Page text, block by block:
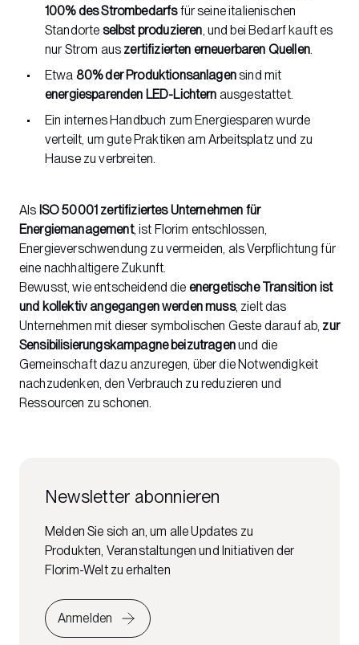
100% des Strombedarfsfür seine italienischen
Standorte selbst produzieren, und bei Bedarf kauft es
nur Strom aus zertifizierten erneuerbaren Quellen.
Etwa 80% der Produktionsanlagensind mit
energiesparenden LED-Lichtern ausgestattet.
Ein internes Handbuch zum Energiesparen wurde
verteilt, um gute Praktiken am Arbeitsplatz und zu
Hause zu verbreiten.
Als ISO 50001 zertifiziertes Unternehmen für
Energiemanagement, ist Florim entschlossen,
Energieverschwendung zu vermeiden, als Verpflichtung für
eine nachhaltigere Zukunft.
Bewusst, wie entscheidend die energetische Transition ist
und kollektiv angegangen werden muss, zielt das
Unternehmen mit dieser symbolischen Geste darauf ab, zur
Sensibilisierungskampagne beizutragenund die
Gemeinschaft dazu anzuregen, über die Notwendigkeit
nachzudenken, den Verbrauch zu reduzieren und
Ressourcen zu schonen.
Newsletter abonnieren
Melden Sie sich an, um alle Updates zu
Produkten, Veranstaltungen und Initiativen der
Florim-Welt zu erhalten
Anmelden